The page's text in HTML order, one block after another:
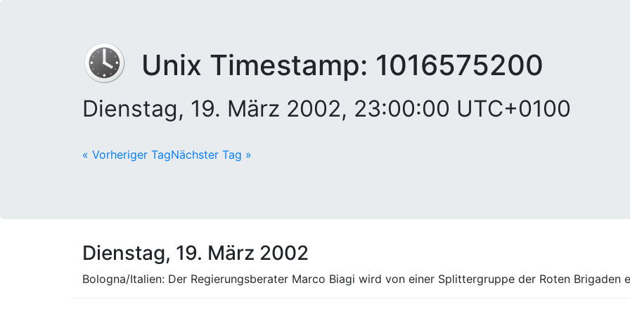
Unix Timestamp: 1016575200
Dienstag, 19. März 2002, 23:00:00 UTC+0100
« Vorheriger TagNächster Tag »
Dienstag, 19. März 2002
Bologna/Italien: Der Regierungsberater Marco Biagi wird von einer Splittergruppe der Roten Brigaden